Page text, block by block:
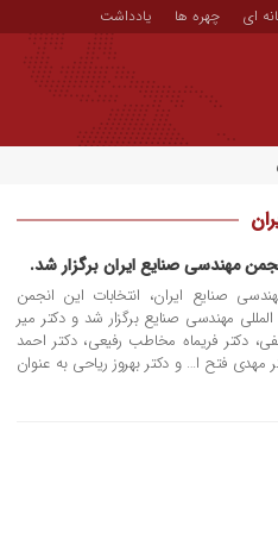
ای چهره ها یادداشت
مهندسی صنایع ایران برگزار شد.
صنایع ایران، انتخابات این انجمن
مهندسی صنایع برگزار شد و دکتر میر
دکتر فریماه مخاطب رفیعی، دکتر احمد
مهدی فتح ا… و دکتر بهروز ریاحی به عنوان